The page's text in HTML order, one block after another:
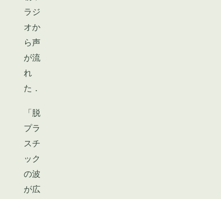
ラジ
オか
ら声
が流
れ
た．
「脱
プラ
スチ
ック
の波
が広